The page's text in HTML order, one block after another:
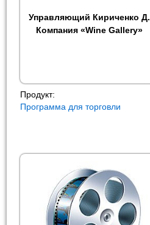
Управляющий Кириченко Д.
Компания «Wine Gallery»
Продукт:
Программа для торговли